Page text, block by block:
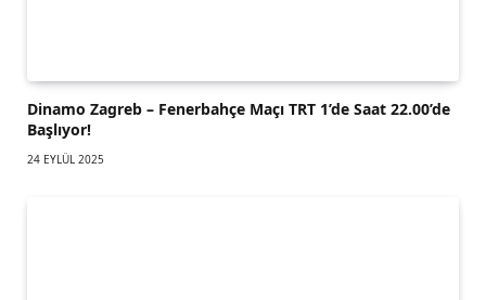
Dinamo Zagreb – Fenerbahçe Maçı TRT 1’de Saat 22.00’de
Başlıyor!
24 EYLÜL 2025